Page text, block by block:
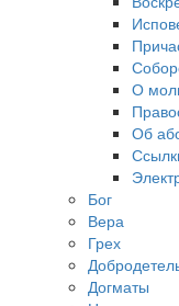
О
Об
Бог
Вера
Грех
Догматы